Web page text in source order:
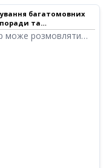
багатомовних
поради та
може розмовляти